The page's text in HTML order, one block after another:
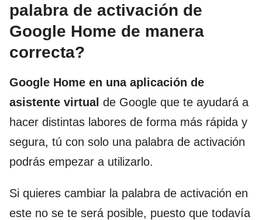
palabra de activación de
Google Home de manera
correcta?
Google Home en una aplicación de
asistente virtual de Google que te ayudará a
hacer distintas labores de forma más rápida y
segura, tú con solo una palabra de activación
podrás empezar a utilizarlo.
Si quieres cambiar la palabra de activación en
este no se te será posible, puesto que todavía